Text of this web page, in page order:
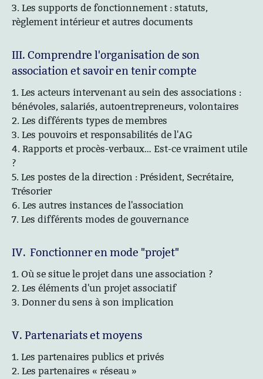
3. Les supports de fonctionnement : statuts,
règlement intérieur et autres documents
III. Comprendre l'organisation de son
association et savoir en tenir compte
1. Les acteurs intervenant au sein des associations :
bénévoles, salariés, autoentrepreneurs, volontaires
2. Les différents types de membres
3. Les pouvoirs et responsabilités de l'AG
4. Rapports et procès-verbaux… Est-ce vraiment utile
?
5. Les postes de la direction : Président, Secrétaire,
Trésorier
6. Les autres instances de l'association
7. Les différents modes de gouvernance
IV. Fonctionner en mode "projet"
1. Où se situe le projet dans une association ?
2. Les éléments d'un projet associatif
3. Donner du sens à son implication
V. Partenariats et moyens
1. Les partenaires publics et privés
2. Les partenaires « réseau »